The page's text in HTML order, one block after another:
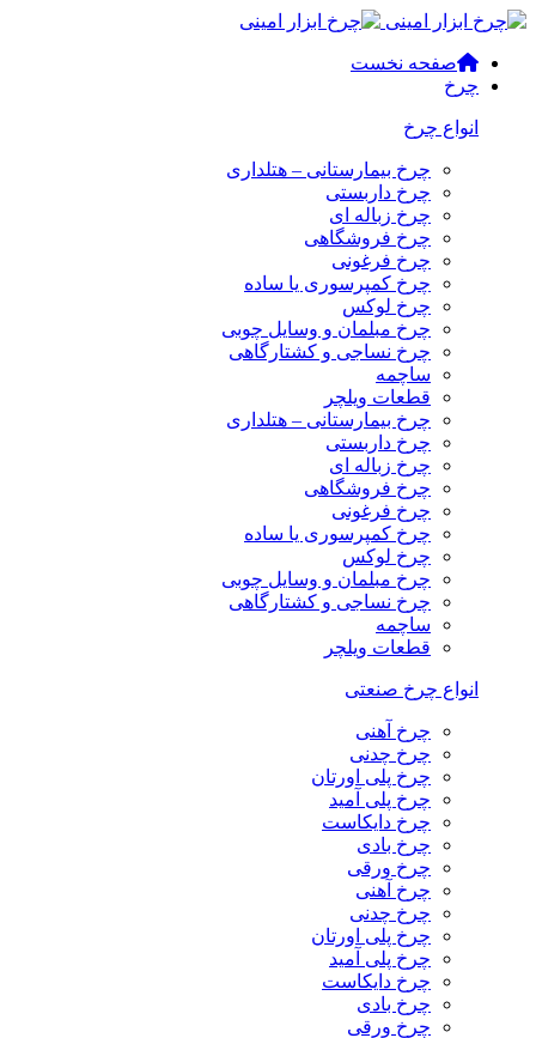
صفحه نخست
چرخ
انواع چرخ
چرخ بیمارستانی – هتلداری
چرخ داربستی
چرخ زباله ای
چرخ فروشگاهی
چرخ فرغونی
چرخ کمپرسوری یا ساده
چرخ لوکس
چرخ مبلمان و وسایل چوبی
چرخ نساجی و کشتارگاهی
ساچمه
قطعات ویلچر
چرخ بیمارستانی – هتلداری
چرخ داربستی
چرخ زباله ای
چرخ فروشگاهی
چرخ فرغونی
چرخ کمپرسوری یا ساده
چرخ لوکس
چرخ مبلمان و وسایل چوبی
چرخ نساجی و کشتارگاهی
ساچمه
قطعات ویلچر
انواع چرخ صنعتی
چرخ آهنی
چرخ چدنی
چرخ پلی اورتان
چرخ پلی آمید
چرخ دایکاست
چرخ بادی
چرخ ورقی
چرخ آهنی
چرخ چدنی
چرخ پلی اورتان
چرخ پلی آمید
چرخ دایکاست
چرخ بادی
چرخ ورقی